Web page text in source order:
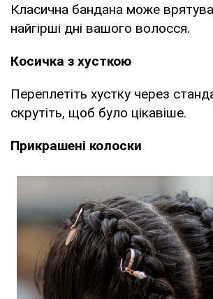
Класична бандана може
найгірші дні вашого волосся.
Косичка з хусткою
Переплетіть хустку через
скрутіть, щоб було цікавіше.
Прикрашені колоски